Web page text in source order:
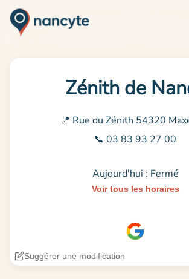
Zénith de
📍 Rue du Zénith 54320
📞 03 83 93 27 00
Aujourd'hui : Fermé
Voir tous les horaires
Suggérer une modification